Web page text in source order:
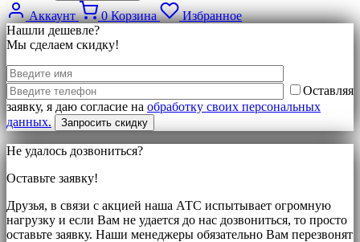
Аккаунт
0 Корзина
Избранное
Нашли дешевле?
Мы сделаем скидку!
Оставляя
заявку, я даю согласие на обработку своих персональных
данных.
Не удалось дозвониться?
Оставьте заявку!
Друзья, в связи с акцией наша АТС испытывает огромную
нагрузку и если Вам не удается до нас дозвониться, то просто
оставьте заявку. Наши менеджеры обязательно Вам перезвонят